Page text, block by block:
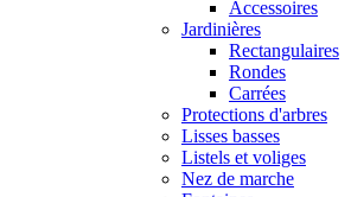
Accessoires
Jardinières
Rectangulaires
Rondes
Carrées
Protections d'arbres
Lisses basses
Listels et voliges
Nez de marche